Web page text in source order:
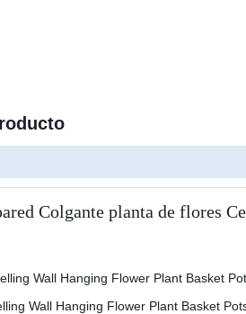
Colgante planta de flores